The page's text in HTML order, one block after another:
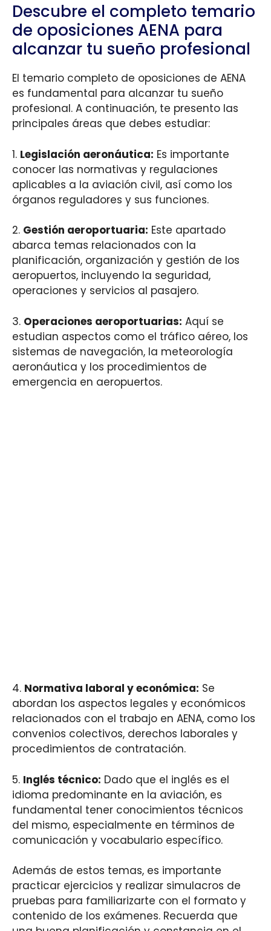
Descubre el completo temario
de oposiciones AENA para
alcanzar tu sueño profesional
El temario completo de oposiciones de AENA
es fundamental para alcanzar tu sueño
profesional. A continuación, te presento las
principales áreas que debes estudiar:
1. Legislación aeronáutica: Es importante
conocer las normativas y regulaciones
aplicables a la aviación civil, así como los
órganos reguladores y sus funciones.
2. Gestión aeroportuaria: Este apartado
abarca temas relacionados con la
planificación, organización y gestión de los
aeropuertos, incluyendo la seguridad,
operaciones y servicios al pasajero.
3. Operaciones aeroportuarias: Aquí se
estudian aspectos como el tráfico aéreo, los
sistemas de navegación, la meteorología
aeronáutica y los procedimientos de
emergencia en aeropuertos.
4. Normativa laboral y económica: Se
abordan los aspectos legales y económicos
relacionados con el trabajo en AENA, como los
convenios colectivos, derechos laborales y
procedimientos de contratación.
5. Inglés técnico: Dado que el inglés es el
idioma predominante en la aviación, es
fundamental tener conocimientos técnicos
del mismo, especialmente en términos de
comunicación y vocabulario específico.
Además de estos temas, es importante
practicar ejercicios y realizar simulacros de
pruebas para familiarizarte con el formato y
contenido de los exámenes. Recuerda que